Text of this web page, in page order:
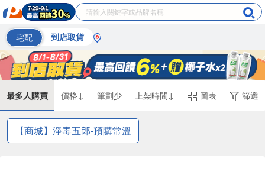
宅配 到店取貨
最多人購買 價格↓ 筆劃少 上架時間↓ 圖表 篩選
【商城】淨毒五郎-預購常溫